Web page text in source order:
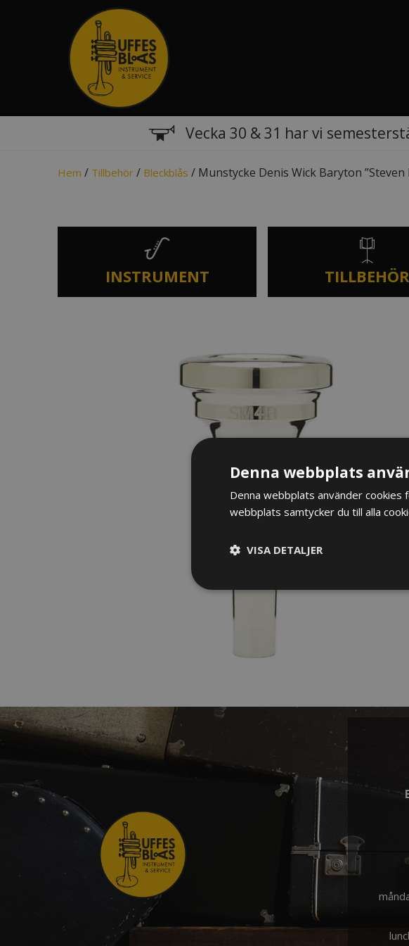
Vecka 30 & 31 har vi
Hem / Tillbehör / Bleckblås / Munstycke Denis Wick Baryton ”Steven
INSTRUMENT TILLBEHÖR
Denna webbplats
Denna webbplats använder
webbplats samtycker du till alla
VISA DETALJER